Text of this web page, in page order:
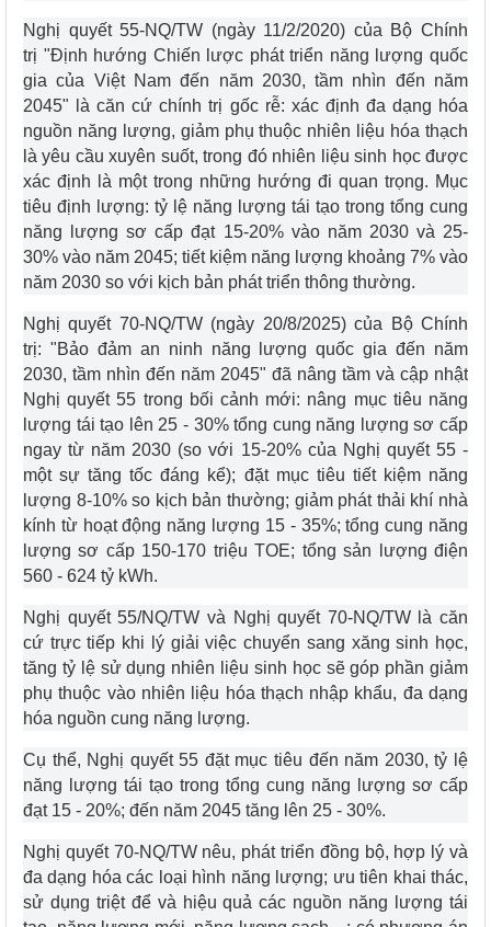
Nghị quyết 55-NQ/TW (ngày 11/2/2020) của Bộ Chính
trị "Định hướng Chiến lược phát triển năng lượng quốc
gia của Việt Nam đến năm 2030, tầm nhìn đến năm
2045" là căn cứ chính trị gốc rễ: xác định đa dạng hóa
nguồn năng lượng, giảm phụ thuộc nhiên liệu hóa thạch
là yêu cầu xuyên suốt, trong đó nhiên liệu sinh học được
xác định là một trong những hướng đi quan trọng. Mục
tiêu định lượng: tỷ lệ năng lượng tái tạo trong tổng cung
năng lượng sơ cấp đạt 15-20% vào năm 2030 và 25-
30% vào năm 2045; tiết kiệm năng lượng khoảng 7% vào
năm 2030 so với kịch bản phát triển thông thường.
Nghị quyết 70-NQ/TW (ngày 20/8/2025) của Bộ Chính
trị: "Bảo đảm an ninh năng lượng quốc gia đến năm
2030, tầm nhìn đến năm 2045" đã nâng tầm và cập nhật
Nghị quyết 55 trong bối cảnh mới: nâng mục tiêu năng
lượng tái tạo lên 25 - 30% tổng cung năng lượng sơ cấp
ngay từ năm 2030 (so với 15-20% của Nghị quyết 55 -
một sự tăng tốc đáng kể); đặt mục tiêu tiết kiệm năng
lượng 8-10% so kịch bản thường; giảm phát thải khí nhà
kính từ hoạt động năng lượng 15 - 35%; tổng cung năng
lượng sơ cấp 150-170 triệu TOE; tổng sản lượng điện
560 - 624 tỷ kWh.
Nghị quyết 55/NQ/TW và Nghị quyết 70-NQ/TW là căn
cứ trực tiếp khi lý giải việc chuyển sang xăng sinh học,
tăng tỷ lệ sử dụng nhiên liệu sinh học sẽ góp phần giảm
phụ thuộc vào nhiên liệu hóa thạch nhập khẩu, đa dạng
hóa nguồn cung năng lượng.
Cụ thể, Nghị quyết 55 đặt mục tiêu đến năm 2030, tỷ lệ
năng lượng tái tạo trong tổng cung năng lượng sơ cấp
đạt 15 - 20%; đến năm 2045 tăng lên 25 - 30%.
Nghị quyết 70-NQ/TW nêu, phát triển đồng bộ, hợp lý và
đa dạng hóa các loại hình năng lượng; ưu tiên khai thác,
sử dụng triệt để và hiệu quả các nguồn năng lượng tái